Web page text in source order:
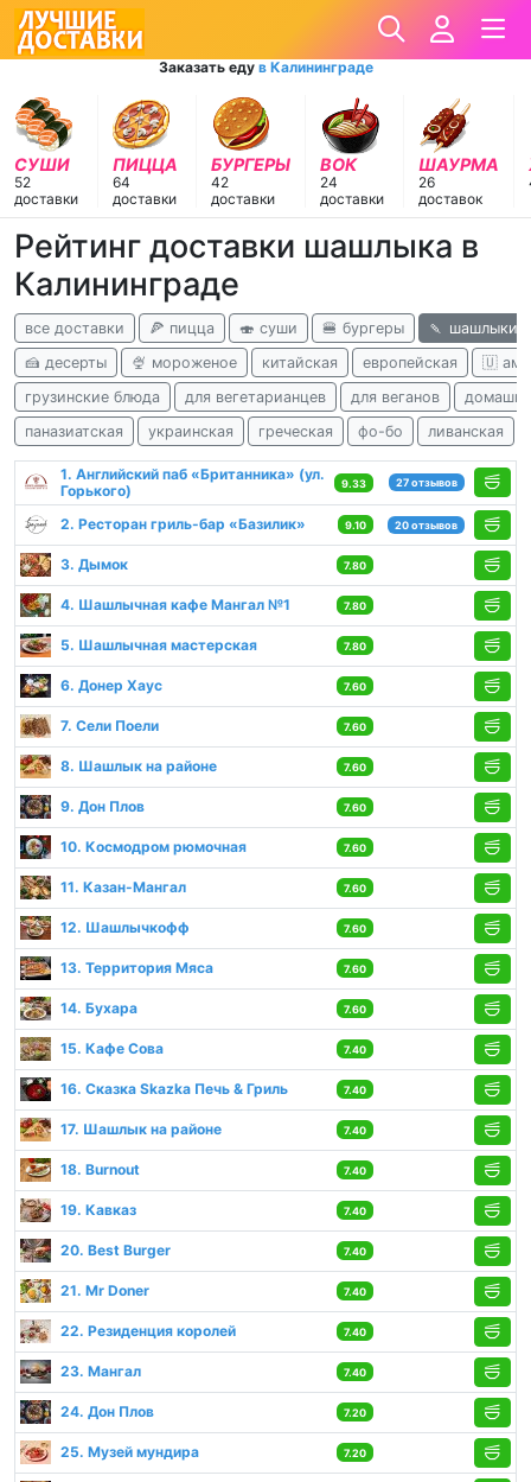
Заказать еду в Калининграде
СУШИ
52
доставки
ПИЦЦА
64
доставки
БУРГЕРЫ
42
доставки
ВОК
24
доставки
ШАУРМА
26
доставок
Рейтинг доставки шашлыка в
Калининграде
все доставки 🍕 пицца 🍣 суши 🍔 бургеры
🍡 шашлыки
🍰 десерты
🍨 мороженое китайская европейская
🇺
грузинские блюда
для вегетарианцев для веганов
паназиатская
украинская греческая фо-бо ливанская
1. Английский паб «Британника» (ул.
Горького)
9.33 27 отзывов
2. Ресторан гриль-бар «Базилик» 9.10 20 отзывов
3. Дымок 7.80
4. Шашлычная кафе Мангал №1 7.80
5. Шашлычная мастерская 7.80
6. Донер Хаус 7.60
7. Сели Поели 7.60
8. Шашлык на районе 7.60
9. Дон Плов 7.60
10. Космодром рюмочная 7.60
11. Казан-Мангал 7.60
12. Шашлычкофф 7.60
13. Территория Мяса 7.60
14. Бухара 7.60
15. Кафе Сова 7.40
16. Сказка Skazka Печь & Гриль 7.40
17. Шашлык на районе 7.40
18. Burnout 7.40
19. Кавказ 7.40
20. Best Вurger 7.40
21. Mr Doner 7.40
22. Резиденция королей 7.40
23. Мангал 7.40
24. Дон Плов 7.20
25. Музей мундира 7.20